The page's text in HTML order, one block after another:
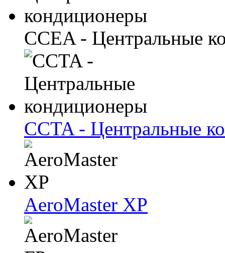
CCEA - Центральные
CCTA - Центральные
AeroMaster XP